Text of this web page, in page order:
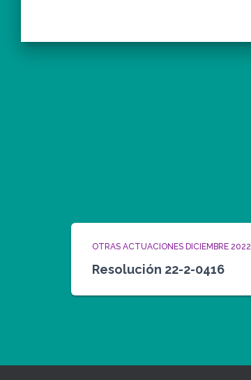
OTRAS ACTUACIONES DICIEMBRE 2022
Resolución 22-2-0416